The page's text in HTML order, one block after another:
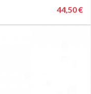
44,50 €